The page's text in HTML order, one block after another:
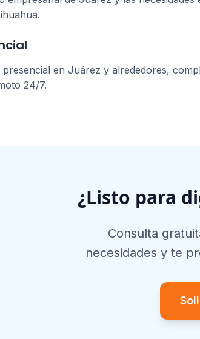
.
en Juárez y alrededores,
24/7.
¿Listo para
Consulta
necesidades y te